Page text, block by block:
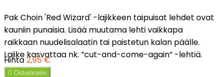
Pak Choin 'Red Wizard' -lajikkeen taipuisat lehdet ovat
kauniin punaisia. Lisää muutama lehti vaikkapa
raikkaan nuudelisalaatin tai paistetun kalan päälle.
Lajike kasvattaa nk. ”cut-and-come-again” -lehtiä.
Hinta2,95 €
 Ostoskoriin